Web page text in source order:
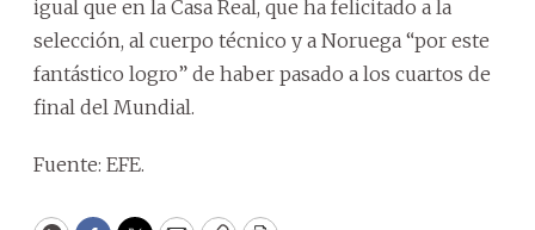
igual que en la Casa Real, que ha felicitado a la
selección, al cuerpo técnico y a Noruega “por este
fantástico logro” de haber pasado a los cuartos de
final del Mundial.
Fuente: EFE.